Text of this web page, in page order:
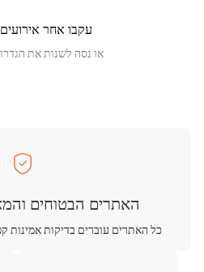
עקבו אחר
או נסה לשנות את
האתרים הבטוחים
כל האתרים עוברים בדיקות אמינות